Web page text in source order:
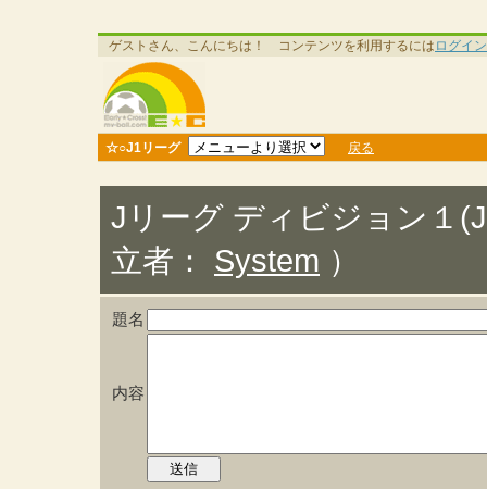
ゲストさん、こんにちは！ コンテンツを利用するには ログイン
☆○J1リーグ 戻る
Jリーグ ディビジョン１
立者： System ）
題名
内容